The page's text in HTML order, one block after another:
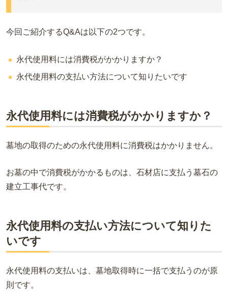
愛媛
高知
徳島
長崎
鹿児島
沖縄
今回ご紹介するQ&Aは以下の2つです。
永代使用料には消費税がかかりますか？
永代使用料の支払い方法について知りたいです
永代使用料には消費税がかかりますか？
墓地の取得のための永代使用料に消費税はかかりません。
お墓の中で消費税がかかるものは、石材店に支払う墓石の
建立工事代です。
永代使用料の支払い方法について知りた
いです
永代使用料の支払いは、墓地取得時に一括で支払うのが原
則です。